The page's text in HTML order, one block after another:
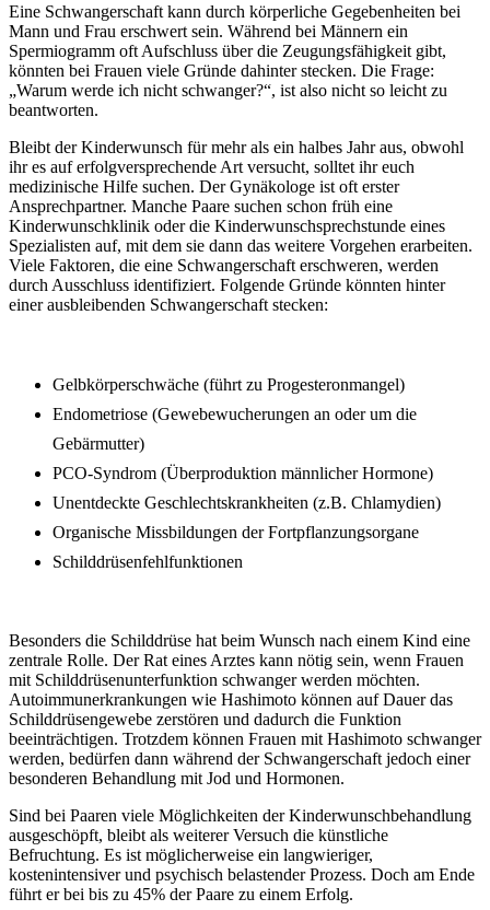
Eine Schwangerschaft kann durch körperliche Gegebenheiten bei
Mann und Frau erschwert sein. Während bei Männern ein
Spermiogramm oft Aufschluss über die Zeugungsfähigkeit gibt,
könnten bei Frauen viele Gründe dahinter stecken. Die Frage:
„Warum werde ich nicht schwanger?“, ist also nicht so leicht zu
beantworten.
Bleibt der Kinderwunsch für mehr als ein halbes Jahr aus, obwohl
ihr es auf erfolgversprechende Art versucht, solltet ihr euch
medizinische Hilfe suchen. Der Gynäkologe ist oft erster
Ansprechpartner. Manche Paare suchen schon früh eine
Kinderwunschklinik oder die Kinderwunschsprechstunde eines
Spezialisten auf, mit dem sie dann das weitere Vorgehen erarbeiten.
Viele Faktoren, die eine Schwangerschaft erschweren, werden
durch Ausschluss identifiziert. Folgende Gründe könnten hinter
einer ausbleibenden Schwangerschaft stecken:
Gelbkörperschwäche (führt zu Progesteronmangel)
Endometriose (Gewebewucherungen an oder um die
Gebärmutter)
PCO-Syndrom (Überproduktion männlicher Hormone)
Unentdeckte Geschlechtskrankheiten (z.B. Chlamydien)
Organische Missbildungen der Fortpflanzungsorgane
Schilddrüsenfehlfunktionen
Besonders die Schilddrüse hat beim Wunsch nach einem Kind eine
zentrale Rolle. Der Rat eines Arztes kann nötig sein, wenn Frauen
mit Schilddrüsenunterfunktion schwanger werden möchten.
Autoimmunerkrankungen wie Hashimoto können auf Dauer das
Schilddrüsengewebe zerstören und dadurch die Funktion
beeinträchtigen. Trotzdem können Frauen mit Hashimoto schwanger
werden, bedürfen dann während der Schwangerschaft jedoch einer
besonderen Behandlung mit Jod und Hormonen.
Sind bei Paaren viele Möglichkeiten der Kinderwunschbehandlung
ausgeschöpft, bleibt als weiterer Versuch die künstliche
Befruchtung. Es ist möglicherweise ein langwieriger,
kostenintensiver und psychisch belastender Prozess. Doch am Ende
führt er bei bis zu 45% der Paare zu einem Erfolg.